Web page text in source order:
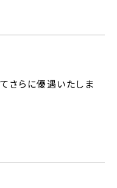
さらに優遇いたしま